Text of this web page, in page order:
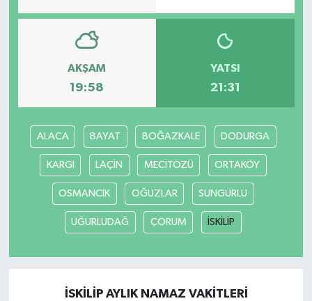
AKŞAM
19:58
YATSI
21:31
ALACA BAYAT BOĞAZKALE DODURGA
KARGI LAÇİN MECİTÖZÜ ORTAKÖY
OSMANCIK OĞUZLAR SUNGURLU
UĞURLUDAĞ ÇORUM İSKİLİP
İSKİLİP AYLIK NAMAZ VAKITLERI